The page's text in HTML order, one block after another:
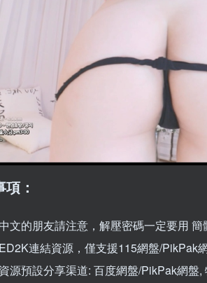
：
文的朋友請注意，解壓密碼一定要用 簡
連結資源，僅支援115網盤/PikPak
源預設分享渠道: 百度網盤/PikPak網盤,